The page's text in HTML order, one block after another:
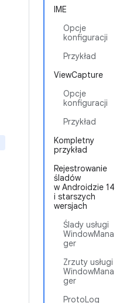
IME
Opcje
konfiguracji
Przykład
ViewCapture
Opcje
konfiguracji
Przykład
Kompletny
przykład
Rejestrowanie
śladów
w Androidzie 14
i starszych
wersjach
Ślady usługi
WindowMana
ger
Zrzuty usługi
WindowMana
ger
ProtoLog